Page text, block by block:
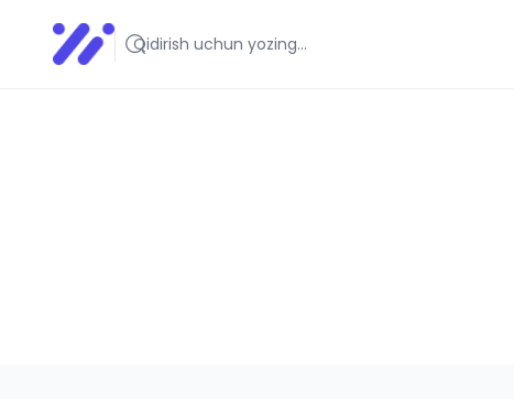
Infoedu
Ta&#039;lim xabarlari va yangiliklari